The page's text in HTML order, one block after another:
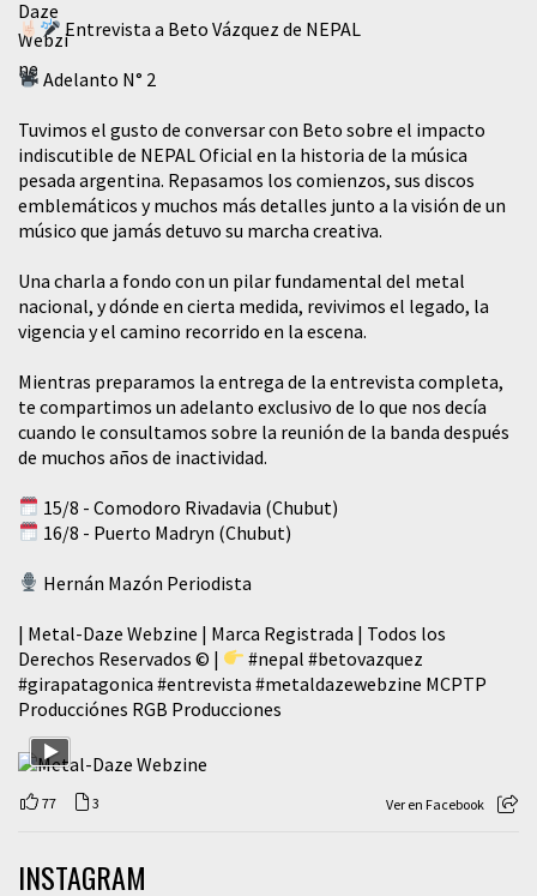
Entrevista a Beto Vázquez de NEPAL
Adelanto N° 2
Tuvimos el gusto de conversar con Beto sobre el impacto
indiscutible de NEPAL Oficial en la historia de la música
pesada argentina. Repasamos los comienzos, sus discos
emblemáticos y muchos más detalles junto a la visión de un
músico que jamás detuvo su marcha creativa.
​Una charla a fondo con un pilar fundamental del metal
nacional, y dónde en cierta medida, revivimos el legado, la
vigencia y el camino recorrido en la escena.
Mientras preparamos la entrega de la entrevista completa,
te compartimos un adelanto exclusivo de lo que nos decía
cuando le consultamos sobre la reunión de la banda después
de muchos años de inactividad.
15/8 - Comodoro Rivadavia (Chubut)
16/8 - Puerto Madryn (Chubut)
Hernán Mazón Periodista
| Metal-Daze Webzine | Marca Registrada | Todos los
Derechos Reservados © |
#nepal #betovazquez
#girapatagonica #entrevista #metaldazewebzine MCPTP
Producciónes RGB Producciones
77 3 Ver en Facebook
INSTAGRAM